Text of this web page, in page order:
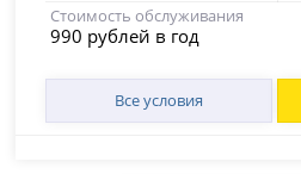
Стоимость обслуживания
990 рублей в год
Все условия